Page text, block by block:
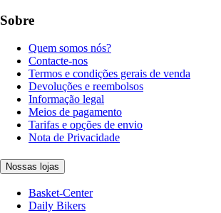
Sobre
Quem somos nós?
Contacte-nos
Termos e condições gerais de venda
Devoluções e reembolsos
Informação legal
Meios de pagamento
Tarifas e opções de envio
Nota de Privacidade
Nossas lojas
Basket-Center
Daily Bikers